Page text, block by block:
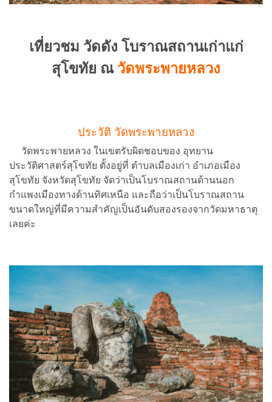
เที่ยวชม วัดดัง โบราณสถานเก่าแก่
สุโขทัย ณ วัดพระพายหลวง
ประวัติ วัดพระพายหลวง
วัดพระพายหลวง ในเขตรับผิดชอบของ อุทยาน
ประวัติศาสตร์สุโขทัย ตั้งอยู่ที่ ตำบลเมืองเก่า อำเภอเมือง
สุโขทัย จังหวัดสุโขทัย จัดว่าเป็นโบราณสถานด้านนอก
กำแพงเมืองทางด้านทิศเหนือ และถือว่าเป็นโบราณสถาน
ขนาดใหญ่ที่มีความสำคัญเป็นอันดับสองรองจากวัดมหาธาตุ
เลยค่ะ